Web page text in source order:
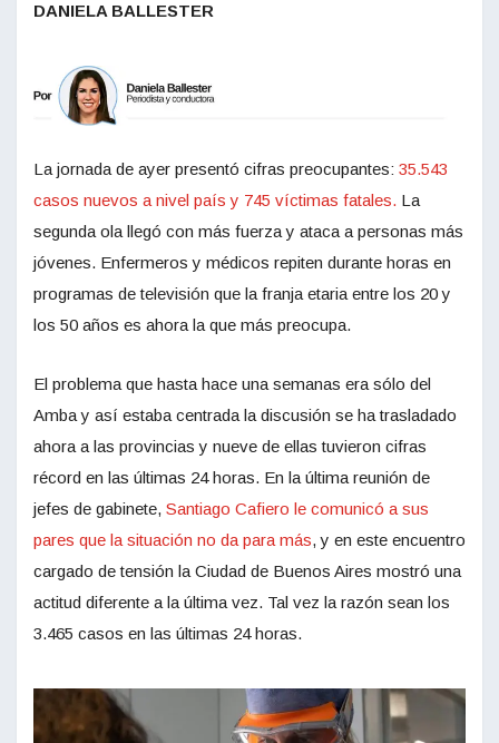
DANIELA BALLESTER
La jornada de ayer presentó cifras preocupantes: 35.543
casos nuevos a nivel país y 745 víctimas fatales. La
segunda ola llegó con más fuerza y ataca a personas más
jóvenes. Enfermeros y médicos repiten durante horas en
programas de televisión que la franja etaria entre los 20 y
los 50 años es ahora la que más preocupa.
El problema que hasta hace una semanas era sólo del
Amba y así estaba centrada la discusión se ha trasladado
ahora a las provincias y nueve de ellas tuvieron cifras
récord en las últimas 24 horas. En la última reunión de
jefes de gabinete, Santiago Cafiero le comunicó a sus
pares que la situación no da para más, y en este encuentro
cargado de tensión la Ciudad de Buenos Aires mostró una
actitud diferente a la última vez. Tal vez la razón sean los
3.465 casos en las últimas 24 horas.